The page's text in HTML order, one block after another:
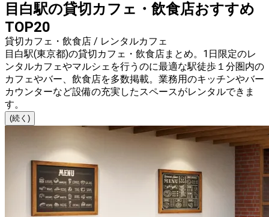
目白駅の貸切カフェ・飲食店おすすめ
TOP20
貸切カフェ・飲食店 / レンタルカフェ
目白駅(東京都)の貸切カフェ・飲食店まとめ。1日限定のレ
ンタルカフェやマルシェを行うのに最適な駅徒歩１分圏内の
カフェやバー、飲食店を多数掲載。業務用のキッチンやバー
カウンターなど設備の充実したスペースがレンタルできま
す。
(続く)